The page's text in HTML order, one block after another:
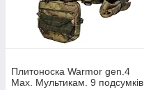
Плитоноска Warmor gen.4
Max. Мультикам. 9 подсумків.